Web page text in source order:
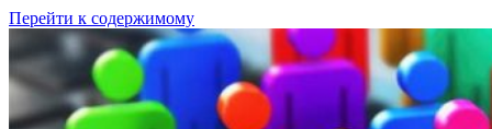
Перейти к содержимому